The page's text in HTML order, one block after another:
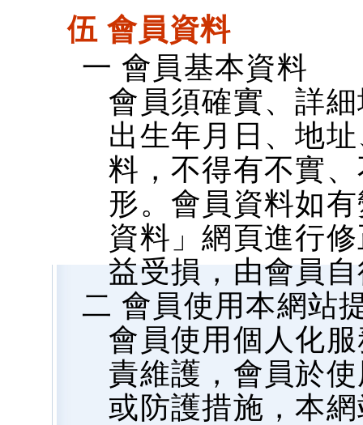
伍 會員資料
一 會員基本資料
會員須確實、詳
出生年月日、地
料，不得有不實
形。會員資料如
資料」網頁進行
益受損，由會員
二 會員使用本網站
會員使用個人化
責維護，會員於
或防護措施，本